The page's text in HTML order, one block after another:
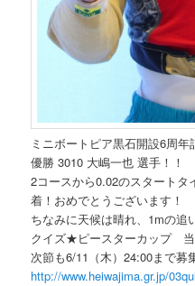
ミニボートピア黒石開設6周年
優勝 3010 大嶋一也 選手！！
2コースから0.02のスタートタ
着！おめでとうございます！
ちなみに天候は晴れ、1mの追
クイズ★ピースターカップ 当
次節も6/11（木）24:00まで募
http://www.heiwajima.gr.jp/